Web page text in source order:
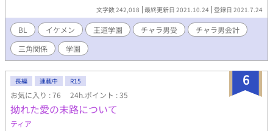
文字数 242,018 最終更新日 2021.10.24 登録日 2021.7.24
BL イケメン 王道学園 チャラ男受
チャラ男会計
三角関係
学園
6
長編 連載中 R15
お気に入り : 76 24h.ポイント : 35
拗れた愛の末路について
ティア